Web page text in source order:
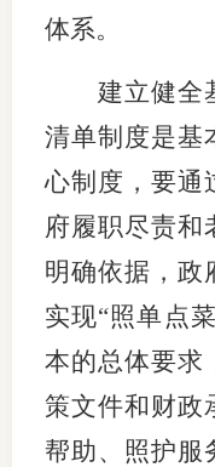
体系。
建立健全基
清单制度是基
心制度，要通
府履职尽责和
明确依据，政
实现“照单点
本的总体要求
策文件和财政
帮助、照护服